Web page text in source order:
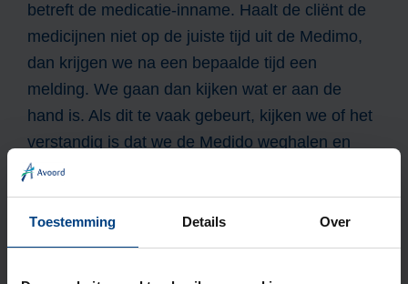
Toestemming Details Over
betreft de medicatie-inname. Haalt de cliënt de
medicijnen niet op de juiste tijd uit de Medimo,
dan krijgen we na een bepaalde tijd een
melding. We gaan dan kijken wat er aan de
hand is. Als dit te vaak gebeurt, kijken we of het
verstandig is dat we de Medido weghalen en
weer langskomen om te helpen om de medicatie
in te nemen.”
Meer over innovaties bij Avoord